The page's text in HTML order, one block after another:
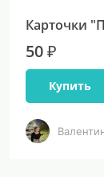
Карточки
50 ₽
Купить